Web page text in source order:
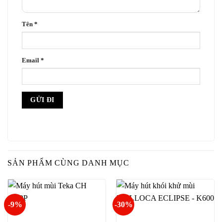
Tên *
Email *
SẢN PHẨM CÙNG DANH MỤC
-9% -30%